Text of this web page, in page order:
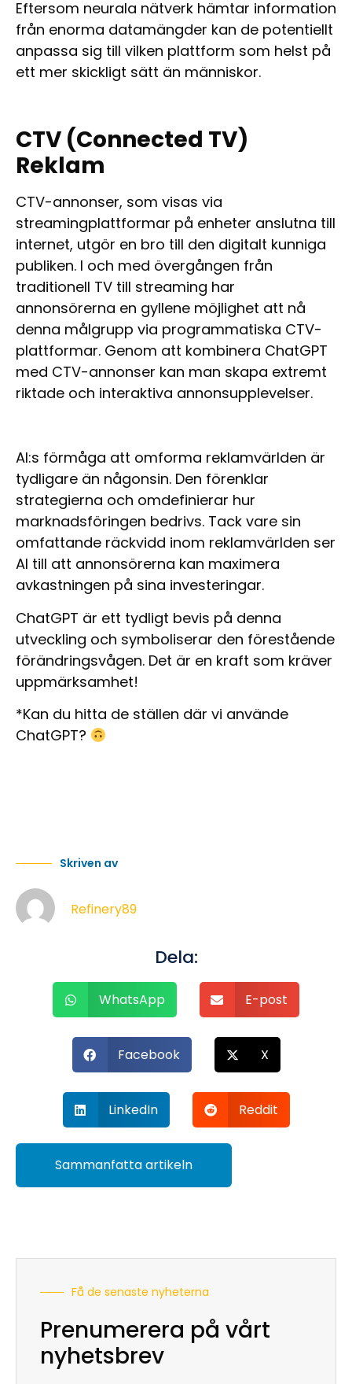
Eftersom neurala nätverk hämtar information
från enorma datamängder kan de potentiellt
anpassa sig till vilken plattform som helst på
ett mer skickligt sätt än människor.
CTV (Connected TV)
Reklam
CTV-annonser, som visas via
streamingplattformar på enheter anslutna till
internet, utgör en bro till den digitalt kunniga
publiken. I och med övergången från
traditionell TV till streaming har
annonsörerna en gyllene möjlighet att nå
denna målgrupp via programmatiska CTV-
plattformar. Genom att kombinera ChatGPT
med CTV-annonser kan man skapa extremt
riktade och interaktiva annonsupplevelser.
AI:s förmåga att omforma reklamvärlden är
tydligare än någonsin. Den förenklar
strategierna och omdefinierar hur
marknadsföringen bedrivs. Tack vare sin
omfattande räckvidd inom reklamvärlden ser
AI till att annonsörerna kan maximera
avkastningen på sina investeringar.
ChatGPT är ett tydligt bevis på denna
utveckling och symboliserar den förestående
förändringsvågen. Det är en kraft som kräver
uppmärksamhet!
*Kan du hitta de ställen där vi använde
ChatGPT?
Skriven av
Refinery89
Dela:
WhatsApp E-post
Facebook X
LinkedIn Reddit
Sammanfatta artikeln
Få de senaste nyheterna
Prenumerera på vårt
nyhetsbrev